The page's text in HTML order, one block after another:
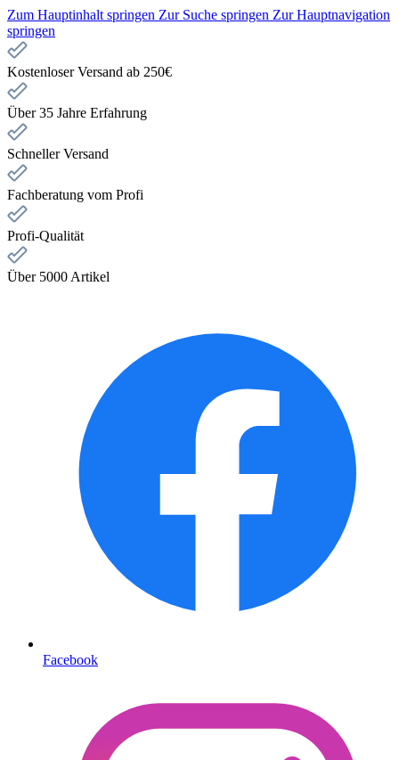
Zum Hauptinhalt springen Zur Suche springen Zur Hauptnavigation
springen
Kostenloser Versand ab 250€
Über 35 Jahre Erfahrung
Schneller Versand
Fachberatung vom Profi
Profi-Qualität
Über 5000 Artikel
Facebook